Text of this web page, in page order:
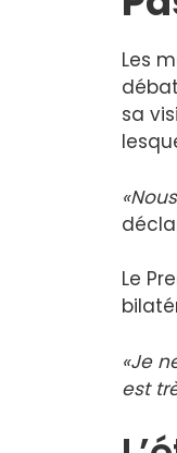
Les
sa
Le
«Je
est